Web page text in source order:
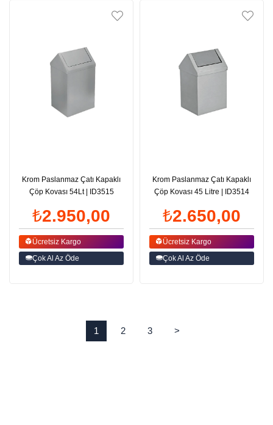
Krom Paslanmaz Çatı Kapaklı
Çöp Kovası 54Lt | ID3515
₺2.950,00
Ücretsiz Kargo
Çok Al Az Öde
Krom Paslanmaz Çatı Kapaklı
Çöp Kovası 45 Litre | ID3514
₺2.650,00
Ücretsiz Kargo
Çok Al Az Öde
1 2 3 >